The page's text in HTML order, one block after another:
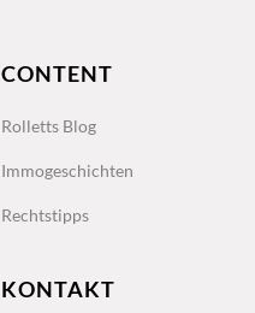
CONTENT
Rolletts Blog
Immogeschichten
Rechtstipps
KONTAKT